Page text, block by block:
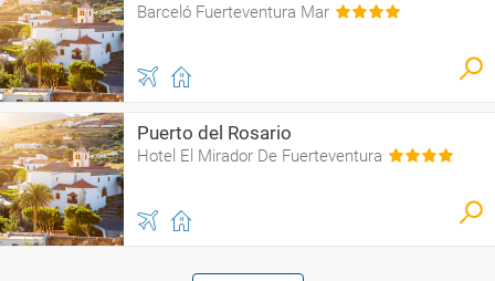
Barceló Fuerteventura Mar
Puerto del Rosario
Hotel El Mirador De Fuerteventura